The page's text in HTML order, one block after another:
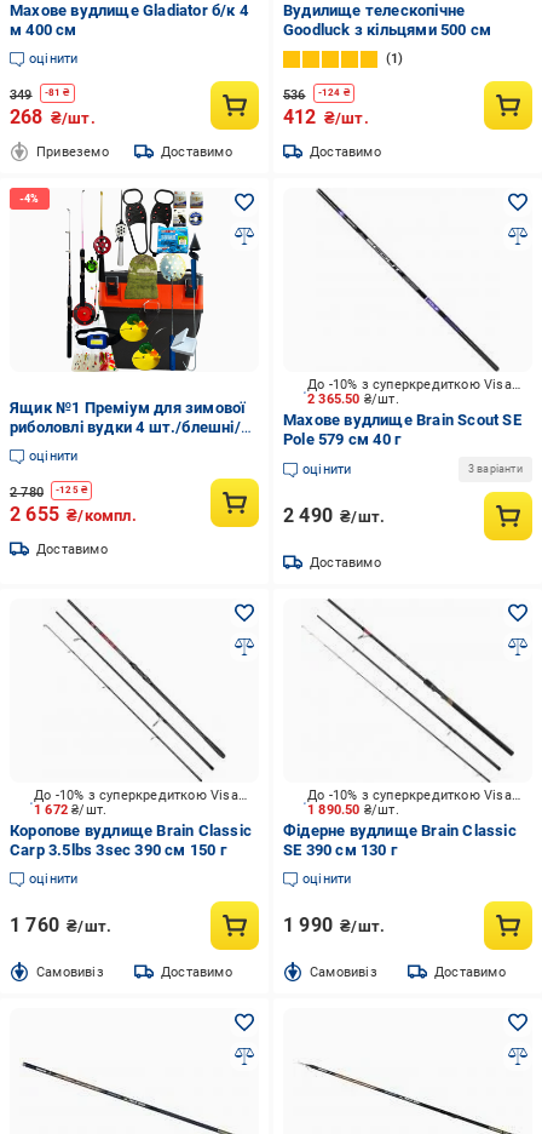
Махове вудлище Gladiator б/к 4
м 400 см
оцінити
349 -81 ₴
268 ₴/шт.
Привеземо Доставимо
Вудилище телескопічне
Goodluck з кільцями 500 см
1
536 -124 ₴
412 ₴/шт.
Доставимо
Ящик №1 Преміум для зимової
риболовлі вудки 4 шт./блешні/
мормишки/підгодовування
(2077224664)
оцінити
2 780 -125₴
2 655 ₴/компл.
Доставимо
2 365.50 ₴/шт.
До -10% з суперкредиткою Visa Вигода
Махове вудлище Brain Scout SE
Pole 579 см 40 г
оцінити 3 варіанти
2 490 ₴/шт.
Доставимо
1 672₴/шт.
До -10% з суперкредиткою Visa Вигода
Коропове вудлище Brain Classic
Carp 3.5lbs 3sec 390 см 150 г
оцінити
1 760 ₴/шт.
Cамовивіз Доставимо
1 890.50 ₴/шт.
До -10% з суперкредиткою Visa Вигода
Фідерне вудлище Brain Classic
SE 390 см 130 г
оцінити
1 990 ₴/шт.
Cамовивіз Доставимо